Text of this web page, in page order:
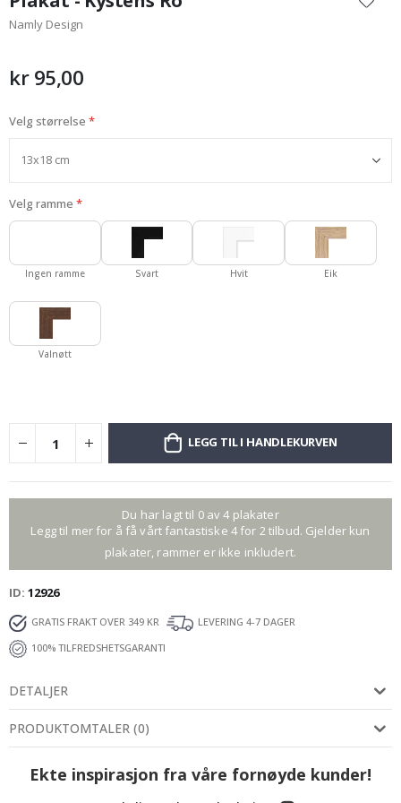
begynnelsen
av
Namly Design
kr 95,00
Velg størrelse
Velg ramme
Ingen ramme Svart Hvit Eik
Valnøtt
LEGG TIL I HANDLEKURVEN
Du har lagt til 0 av 4 plakater
Legg til mer for å få vårt fantastiske 4 for 2 tilbud. Gjelder kun
plakater, rammer er ikke inkludert.
ID 12926
GRATIS FRAKT OVER 349 KR
LEVERING 4-7 DAGER
100% TILFREDSHETSGARANTI
DETALJER
PRODUKTOMTALER (0)
Ekte inspirasjon fra våre fornøyde kunder!